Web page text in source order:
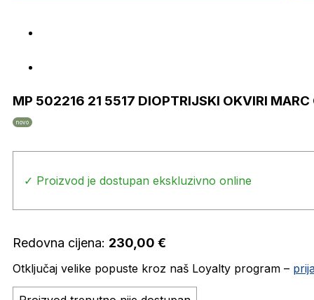
MP 502216 21 5517 DIOPTRIJSKI OKVIRI MARC
novo
✓ Proizvod je dostupan ekskluzivno online
Redovna cijena: 230,00 €
Otključaj velike popuste kroz naš Loyalty program –